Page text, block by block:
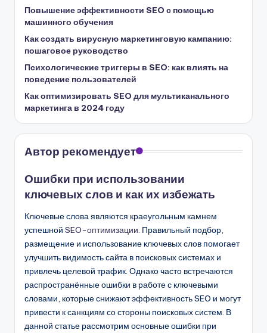
Повышение эффективности SEO с помощью
машинного обучения
Как создать вирусную маркетинговую кампанию:
пошаговое руководство
Психологические триггеры в SEO: как влиять на
поведение пользователей
Как оптимизировать SEO для мультиканального
маркетинга в 2024 году
Автор рекомендует
Ошибки при использовании
ключевых слов и как их избежать
Ключевые слова являются краеугольным камнем
успешной SEO-оптимизации. Правильный подбор,
размещение и использование ключевых слов помогает
улучшить видимость сайта в поисковых системах и
привлечь целевой трафик. Однако часто встречаются
распространённые ошибки в работе с ключевыми
словами, которые снижают эффективность SEO и могут
привести к санкциям со стороны поисковых систем. В
данной статье рассмотрим основные ошибки при